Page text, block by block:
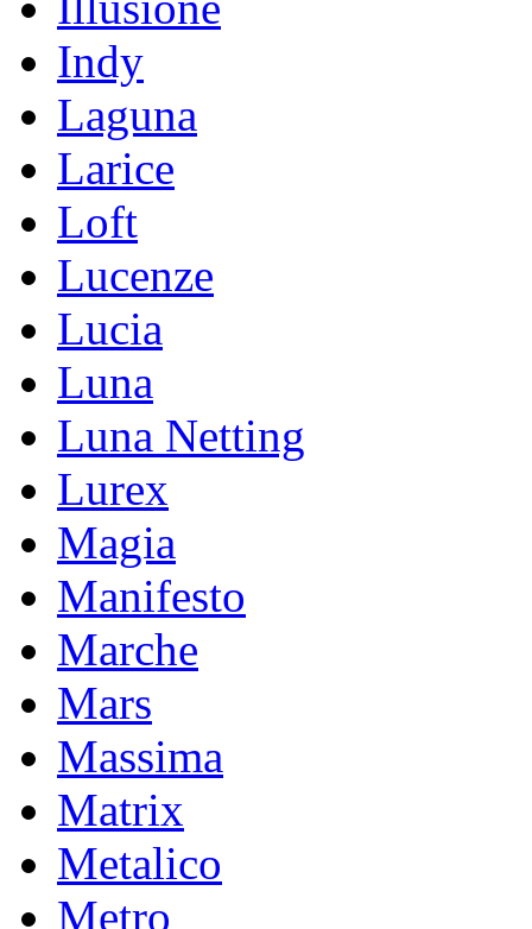
Indy
Laguna
Larice
Loft
Lucenze
Lucia
Luna
Luna Netting
Lurex
Magia
Manifesto
Marche
Mars
Massima
Matrix
Metalico
Metro